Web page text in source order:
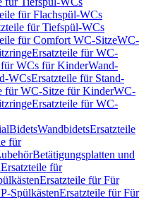
für Flachspül-WCs
für Tiefspül-WCs
für Comfort WC-SitzeWC-
Ersatzteile für WC-
für WCs für KinderWand-
WCsErsatzteile für Stand-
für WC-Sitze für KinderWC-
Ersatzteile für WC-
BidetsWandbidetsErsatzteile
für
Betätigungsplatten und
Ersatzteile für
Ersatzteile für Für
SpülkästenErsatzteile für Für